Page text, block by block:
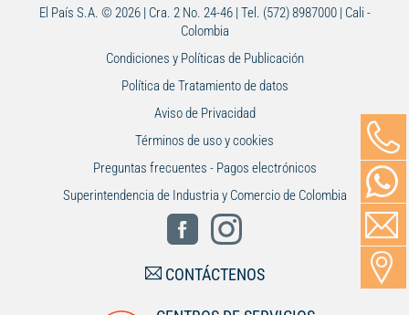
El País S.A. © 2026 | Cra. 2 No. 24-46 | Tel. (572) 8987000 | Cali -
Colombia
Condiciones y Políticas de Publicación
Política de Tratamiento de datos
Aviso de Privacidad
Términos de uso y cookies
Preguntas frecuentes - Pagos electrónicos
Superintendencia de Industria y Comercio de Colombia
CONTÁCTENOS